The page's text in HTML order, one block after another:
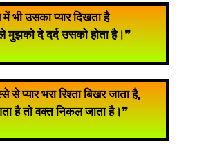
भी उसका प्यार दिखता है
दे दर्द उसको होता है।❞
से प्यार भरा रिश्ता बिखर जाता है,
है तो वक्त निकल जाता है।❞